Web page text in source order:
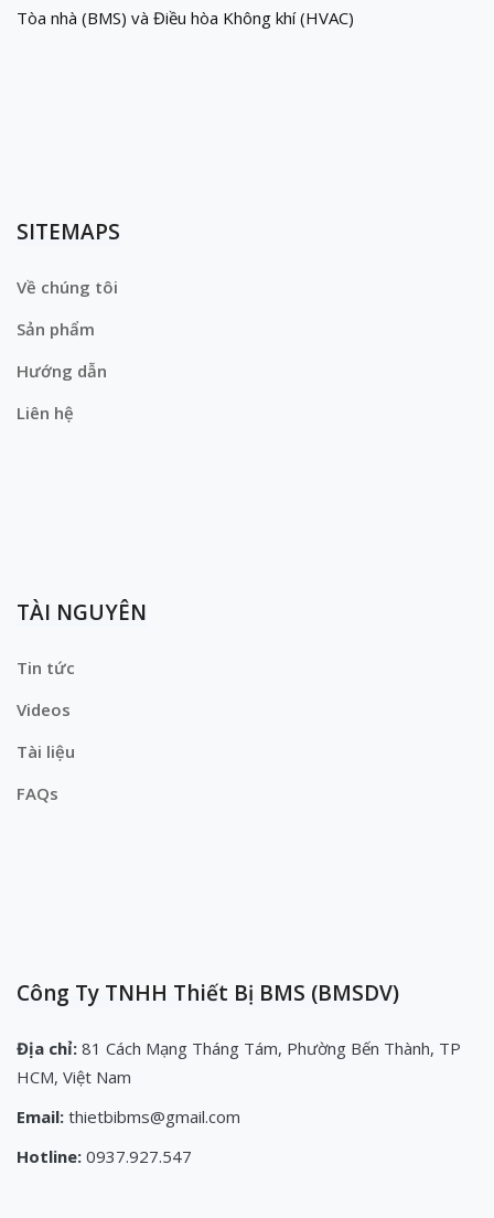
Tòa nhà (BMS) và Điều hòa Không khí (HVAC)
SITEMAPS
Về chúng tôi
Sản phẩm
Hướng dẫn
Liên hệ
TÀI NGUYÊN
Tin tức
Videos
Tài liệu
FAQs
Công Ty TNHH Thiết Bị BMS (BMSDV)
Địa chỉ: 81 Cách Mạng Tháng Tám, Phường Bến Thành, TP
HCM, Việt Nam
Email: thietbibms@gmail.com
Hotline: 0937.927.547